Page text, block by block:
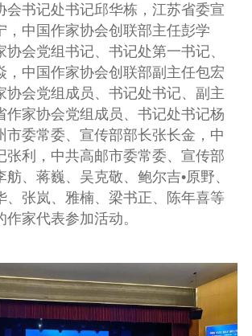
会书记处书记邱华栋，江苏省委宣
，中国作家协会创联部主任彭学
协会党组书记、书记处第一书记、
，中国作家协会创联部副主任包宏
协会党组成员、书记处书记、副主
作家协会党组成员、书记处书记杨
市委常委、宣传部部长张长金，中
张利，中共高邮市委常委、宣传部
、蒋巍、吴克敬、鲍尔吉•原野、
、张岚、雅楠、梁书正、陈年喜等
家代表参加活动。